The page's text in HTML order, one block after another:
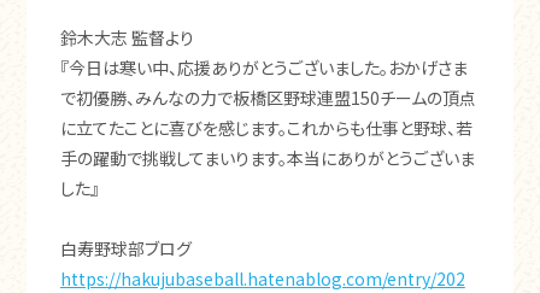
鈴木大志 監督より
『今日は寒い中、応援ありがとうございました。おかげさま
で初優勝、みんなの力で板橋区野球連盟150チームの頂点
に立てたことに喜びを感じます。これからも仕事と野球、若
手の躍動で挑戦してまいります。本当にありがとうございま
した』
白寿野球部ブログ
https://hakujubaseball.hatenablog.com/entry/202